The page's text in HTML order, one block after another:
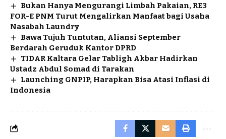
Bukan Hanya Mengurangi Limbah Pakaian, RE3
FOR-E PNM Turut Mengalirkan Manfaat bagi Usaha
Nasabah Laundry
Bawa Tujuh Tuntutan, Aliansi September
Berdarah Geruduk Kantor DPRD
TIDAR Kaltara Gelar Tabligh Akbar Hadirkan
Ustadz Abdul Somad di Tarakan
Launching GNPIP, Harapkan Bisa Atasi Inflasi di
Indonesia